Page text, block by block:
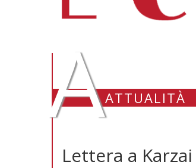
AATTUALITÀ
Lettera a Karzai